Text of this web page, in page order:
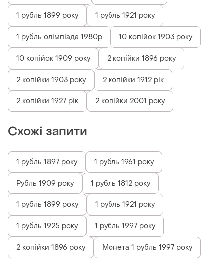
1 рубль 1899 року 1 рубль 1921 року
1 рубль олімпіада 1980р 10 копійок 1903 року
10 копійок 1909 року 2 копійки 1896 року
2 копійки 1903 року 2 копійки 1912 рік
2 копійки 1927 рік 2 копійки 2001 року
Схожі запити
1 рубль 1897 року 1 рубль 1961 року
Рубль 1909 року 1 рубль 1812 року
1 рубль 1899 року 1 рубль 1921 року
1 рубль 1925 року 1 рубль 1997 року
2 копійки 1896 року Монета 1 рубль 1997 року